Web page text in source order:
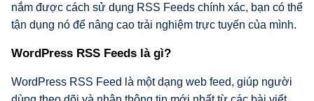
nắm được cách sử dụng RSS Feeds chính xác, bạn có thể
tận dụng nó để nâng cao trải nghiệm trực tuyến của mình.
WordPress RSS Feeds là gì?
WordPress RSS Feed là một dạng web feed, giúp người